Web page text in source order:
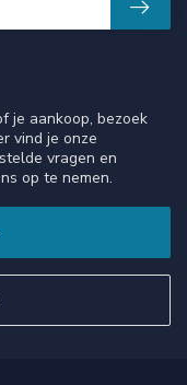
je aankoop, bezoek
vind je onze
vragen en
op te nemen.